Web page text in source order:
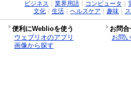
ビジネス 業界用語｜ コンピュータ
文化｜ 生活｜ ヘルスケア 趣味｜
便利にWeblioを使う
お問
ウェブリオのアプリ
画像から探す
お問